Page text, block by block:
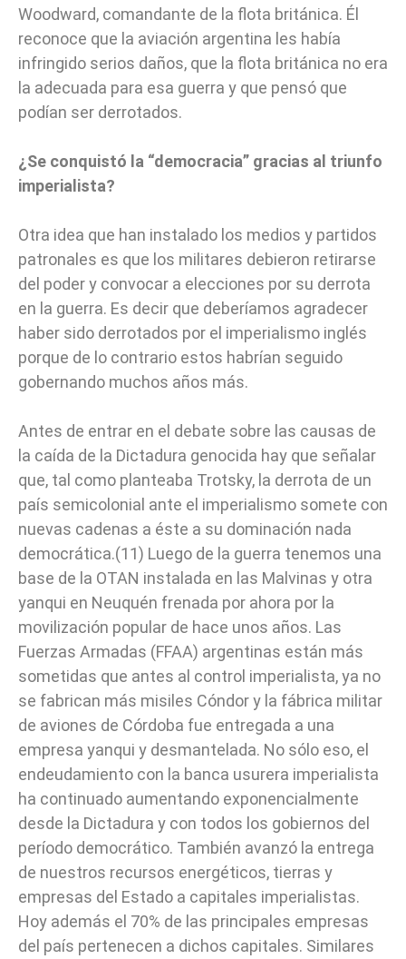
Woodward, comandante de la flota británica. Él
reconoce que la aviación argentina les había
infringido serios daños, que la flota británica no era
la adecuada para esa guerra y que pensó que
podían ser derrotados.
¿Se conquistó la “democracia” gracias al triunfo
imperialista?
Otra idea que han instalado los medios y partidos
patronales es que los militares debieron retirarse
del poder y convocar a elecciones por su derrota
en la guerra. Es decir que deberíamos agradecer
haber sido derrotados por el imperialismo inglés
porque de lo contrario estos habrían seguido
gobernando muchos años más.
Antes de entrar en el debate sobre las causas de
la caída de la Dictadura genocida hay que señalar
que, tal como planteaba Trotsky, la derrota de un
país semicolonial ante el imperialismo somete con
nuevas cadenas a éste a su dominación nada
democrática.(11) Luego de la guerra tenemos una
base de la OTAN instalada en las Malvinas y otra
yanqui en Neuquén frenada por ahora por la
movilización popular de hace unos años. Las
Fuerzas Armadas (FFAA) argentinas están más
sometidas que antes al control imperialista, ya no
se fabrican más misiles Cóndor y la fábrica militar
de aviones de Córdoba fue entregada a una
empresa yanqui y desmantelada. No sólo eso, el
endeudamiento con la banca usurera imperialista
ha continuado aumentando exponencialmente
desde la Dictadura y con todos los gobiernos del
período democrático. También avanzó la entrega
de nuestros recursos energéticos, tierras y
empresas del Estado a capitales imperialistas.
Hoy además el 70% de las principales empresas
del país pertenecen a dichos capitales. Similares